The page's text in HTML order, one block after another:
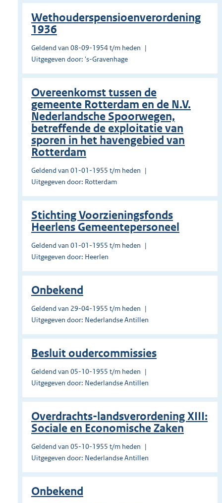
Wethouderspensioenverordening
1936
Geldend van 08-09-1954 t/m heden
Uitgegeven door: 's-Gravenhage
Overeenkomst tussen de
gemeente Rotterdam en de N.V.
Nederlandsche Spoorwegen,
betreffende de exploitatie van
sporen in het havengebied van
Rotterdam
Geldend van 01-01-1955 t/m heden
Uitgegeven door: Rotterdam
Stichting Voorzieningsfonds
Heerlens Gemeente­personeel
Geldend van 01-01-1955 t/m heden
Uitgegeven door: Heerlen
Onbekend
Geldend van 29-04-1955 t/m heden
Uitgegeven door: Nederlandse Antillen
Besluit oudercommissies
Geldend van 05-10-1955 t/m heden
Uitgegeven door: Nederlandse Antillen
Overdrachts-landsverordening XIII:
Sociale en Economische Zaken
Geldend van 05-10-1955 t/m heden
Uitgegeven door: Nederlandse Antillen
Onbekend